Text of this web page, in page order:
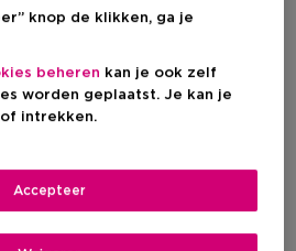
veerkrachtig te houden, ondersteunt
een geliefd ingrediënt in
knop de klikken, ga je
beheren kan je ook zelf
worden geplaatst. Je kan je
intrekken.
Accepteer